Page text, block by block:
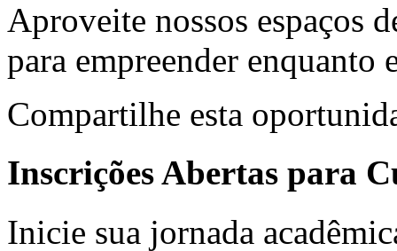
Aproveite nossos espaços
para empreender enquanto
Compartilhe esta
Inscrições Abertas para
Inicie sua jornada